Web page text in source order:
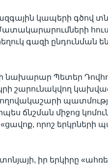
կապերի գծով
գազի ընդունման
նախարար Պետեր
շարունակվող
ճնշման միջոց
որոշ երկրների
իր երկիրը